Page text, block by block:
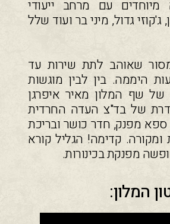
עם מרחב ייעודי
ג'קוזי גדול, מיני בר ועוד שלל
שאוהב לתת שירות עד
היממה. בין לבין מוגשות
של שף המלון מאיר איפרגן
של בד"צ העדה החרדית
ספא מפנק, חדר כושר ובריכת
קדימה! הגליל קורא
מפנקת בכינורות.
המלון: